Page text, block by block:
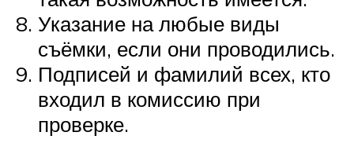
Указание на любые виды
съёмки, если они проводились.
Подписей и фамилий всех, кто
входил в комиссию при
проверке.